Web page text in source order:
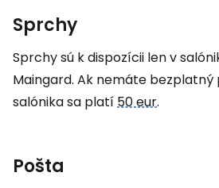
Sprchy
Sprchy sú k dispozícii len v
Maingard. Ak nemáte
salónika sa platí50 eur.
Pošta